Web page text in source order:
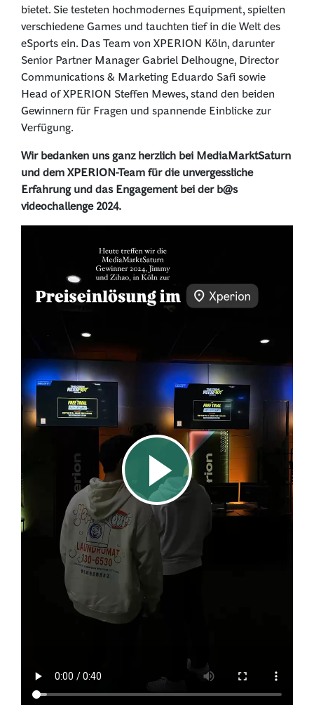
bietet. Sie testeten hochmodernes Equipment, spielten
verschiedene Games und tauchten tief in die Welt des
eSports ein. Das Team von XPERION Köln, darunter
Senior Partner Manager Gabriel Delhougne, Director
Communications & Marketing Eduardo Safi sowie
Head of XPERION Steffen Mewes, stand den beiden
Gewinnern für Fragen und spannende Einblicke zur
Verfügung.
Wir bedanken uns ganz herzlich bei MediaMarktSaturn
und dem XPERION-Team für die unvergessliche
Erfahrung und das Engagement bei der b@s
videochallenge 2024.